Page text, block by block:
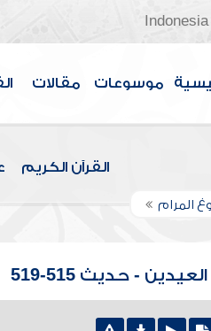
Indonesia
موسوعات مقالات
القرآن الكريم
المرام
- حديث 515-519